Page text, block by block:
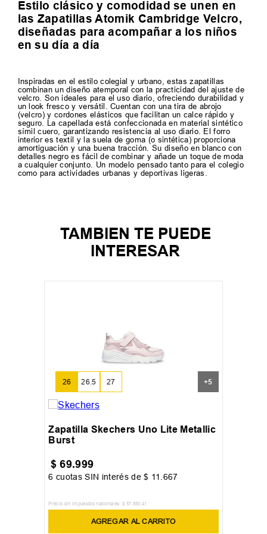
Estilo clásico y comodidad se unen en
las Zapatillas Atomik Cambridge Velcro,
diseñadas para acompañar a los niños
en su día a día
Inspiradas en el estilo colegial y urbano, estas zapatillas
combinan un diseño atemporal con la practicidad del ajuste de
velcro. Son ideales para el uso diario, ofreciendo durabilidad y
un look fresco y versátil. Cuentan con una tira de abrojo
(velcro) y cordones elásticos que facilitan un calce rápido y
seguro. La capellada está confeccionada en material sintético
símil cuero, garantizando resistencia al uso diario. El forro
interior es textil y la suela de goma (o sintética) proporciona
amortiguación y una buena tracción. Su diseño en blanco con
detalles negro es fácil de combinar y añade un toque de moda
a cualquier conjunto. Un modelo pensado tanto para el colegio
como para actividades urbanas y deportivas ligeras.
TAMBIEN TE PUEDE
INTERESAR
26 26.5 27 +5
Zapatilla Skechers Uno Lite Metallic
Burst
$ 69.999
6 cuotas SIN interés de$ 11 667
Precio sin impuestos nacionales: $ 57 850 41
AGREGAR AL CARRITO